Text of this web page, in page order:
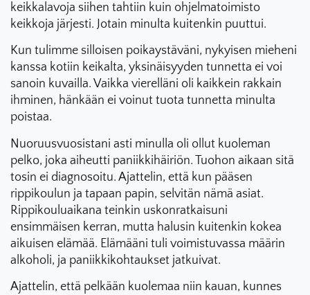
keikkalavoja siihen tahtiin kuin ohjelmatoimisto
keikkoja järjesti. Jotain minulta kuitenkin puuttui.
Kun tulimme silloisen poikaystäväni, nykyisen mieheni
kanssa kotiin keikalta, yksinäisyyden tunnetta ei voi
sanoin kuvailla. Vaikka vierelläni oli kaikkein rakkain
ihminen, hänkään ei voinut tuota tunnetta minulta
poistaa.
Nuoruusvuosistani asti minulla oli ollut kuoleman
pelko, joka aiheutti paniikkihäiriön. Tuohon aikaan sitä
tosin ei diagnosoitu. Ajattelin, että kun pääsen
rippikoulun ja tapaan papin, selvitän nämä asiat.
Rippikouluaikana teinkin uskonratkaisuni
ensimmäisen kerran, mutta halusin kuitenkin kokea
aikuisen elämää. Elämääni tuli voimistuvassa määrin
alkoholi, ja paniikkikohtaukset jatkuivat.
Ajattelin, että pelkään kuolemaa niin kauan, kunnes